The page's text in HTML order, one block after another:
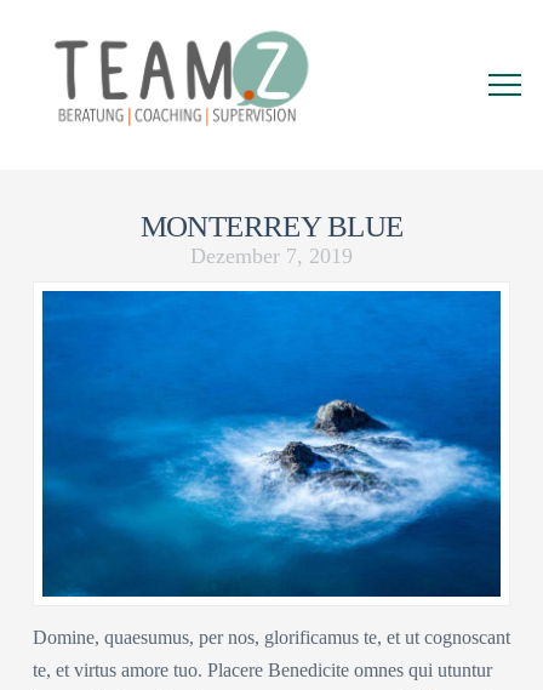
MONTERREY BLUE
Dezember 7, 2019
Domine, quaesumus, per nos, glorificamus te, et ut cognoscant
te, et virtus amore tuo. Placere Benedicite omnes qui utuntur